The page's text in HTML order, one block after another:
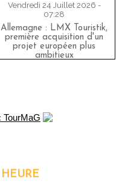
Vendredi 24 Juillet 2026 -
07:28
Allemagne : LMX Touristik,
première acquisition d'un
projet européen plus
ambitieux
HEURE